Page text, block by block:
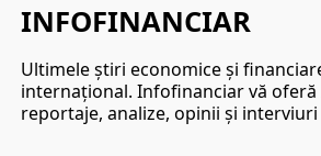
INFOFINANCIAR
Ultimele ştiri economice şi
internaţional. Infofinanciar vă oferă
reportaje, analize, opinii şi interviuri